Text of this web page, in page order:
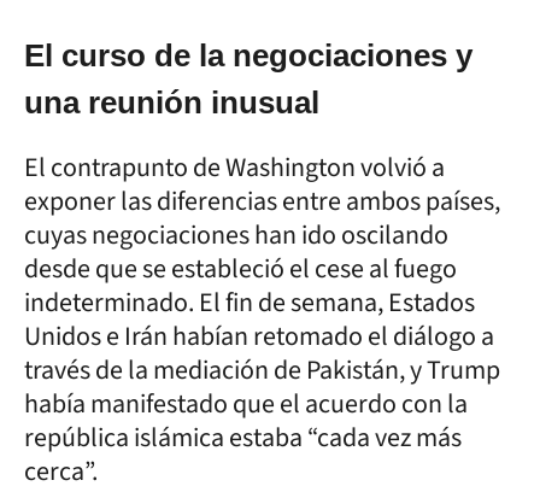
El curso de la negociaciones y
una reunión inusual
El contrapunto de Washington volvió a
exponer las diferencias entre ambos países,
cuyas negociaciones han ido oscilando
desde que se estableció el cese al fuego
indeterminado. El fin de semana, Estados
Unidos e Irán habían retomado el diálogo a
través de la mediación de Pakistán, y Trump
había manifestado que el acuerdo con la
república islámica estaba “cada vez más
cerca”.